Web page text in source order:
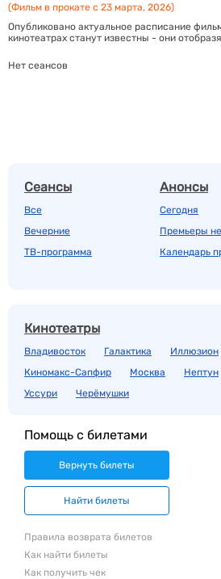
(Фильм в прокате с 23 марта, 2026)
Опубликовано актуальное расписание
кинотеатрах станут известны - они
Нет сеансов
Сеансы
Все
Вечерние
ТВ-программа
Анонсы
Сегодня
Премьеры
Календарь
Кинотеатры
Владивосток Галактика
Иллюзион
Киномакс-Сапфир
Москва Нептун
Уссури
Черёмушки
Помощь с билетами
Вернуть билеты
Найти билеты
Правила возврата билетов
Как найти билеты
Как получить чек